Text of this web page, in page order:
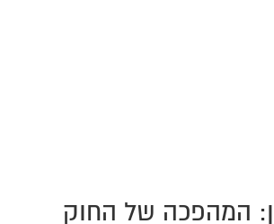
המהפכה של החוק